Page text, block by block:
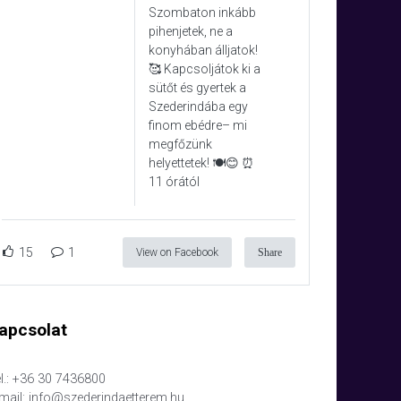
Szombaton inkább
pihenjetek, ne a
konyhában álljatok!
🥰 Kapcsoljátok ki a
sütőt és gyertek a
Szederindába egy
finom ebédre– mi
megfőzünk
helyettetek! 🍽️😊 ⏰
11 órától
15 1 View on Facebook Share
+36 30 7436800
info@szederindaetterem.hu